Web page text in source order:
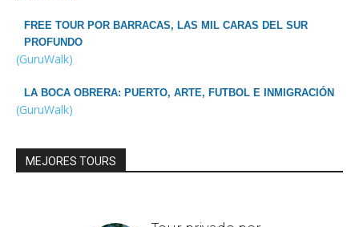
FREE TOUR POR BARRACAS, LAS MIL CARAS DEL SUR
PROFUNDO
(GuruWalk)
LA BOCA OBRERA: PUERTO, ARTE, FUTBOL E INMIGRACIÓN
(GuruWalk)
MEJORES TOURS